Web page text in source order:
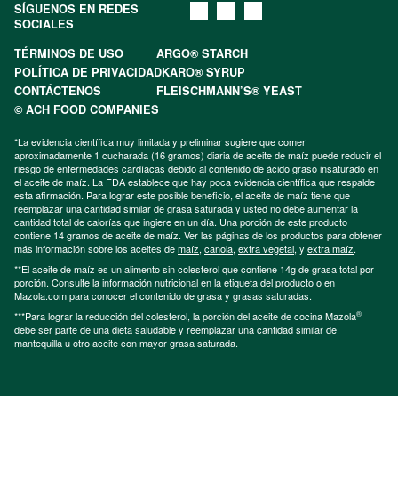
SÍGUENOS EN REDES
SOCIALES
TÉRMINOS DE USO
ARGO® STARCH
POLÍTICA DE PRIVACIDADKARO® SYRUP
CONTÁCTENOS
FLEISCHMANN’S® YEAST
© ACH FOOD COMPANIES
*La evidencia científica muy limitada y preliminar sugiere que comer
aproximadamente 1 cucharada (16 gramos) diaria de aceite de maíz puede reducir el
riesgo de enfermedades cardíacas debido al contenido de ácido graso insaturado en
el aceite de maíz. La FDA establece que hay poca evidencia científica que respalde
esta afirmación. Para lograr este posible beneficio, el aceite de maíz tiene que
reemplazar una cantidad similar de grasa saturada y usted no debe aumentar la
cantidad total de calorías que ingiere en un día. Una porción de este producto
contiene 14 gramos de aceite de maíz. Ver las páginas de los productos para obtener
más información sobre los aceites demaíz, canola, extra vegetal, y extra maíz.
**El aceite de maíz es un alimento sin colesterol que contiene 14g de grasa total por
porción. Consulte la información nutricional en la etiqueta del producto o en
Mazola.com para conocer el contenido de grasa y grasas saturadas.
***Para lograr la reducción del colesterol, la porción del aceite de cocina Mazola®
debe ser parte de una dieta saludable y reemplazar una cantidad similar de
mantequilla u otro aceite con mayor grasa saturada.